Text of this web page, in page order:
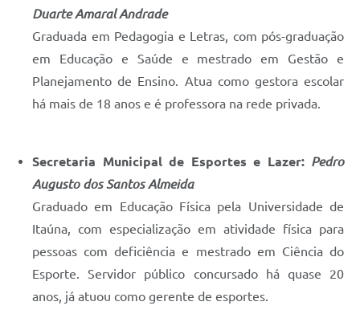
Duarte Amaral Andrade
Graduada em Pedagogia e Letras, com pós-graduação
em Educação e Saúde e mestrado em Gestão e
Planejamento de Ensino. Atua como gestora escolar
há mais de 18 anos e é professora na rede privada.
Secretaria Municipal de Esportes e Lazer: Pedro
Augusto dos Santos Almeida
Graduado em Educação Física pela Universidade de
Itaúna, com especialização em atividade física para
pessoas com deficiência e mestrado em Ciência do
Esporte. Servidor público concursado há quase 20
anos, já atuou como gerente de esportes.